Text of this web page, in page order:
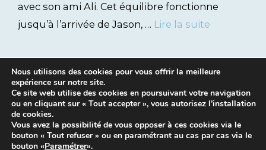
avec son ami Ali. Cet équilibre fonctionne
jusqu’à l’arrivée de Jason, … Lire la suite
Mentions légales
Nous utilisons des cookies pour vous offrir la meilleure
expérience sur notre site.
Ce site web utilise des cookies en poursuivant votre navigation
ou en cliquant sur « Tout accepter », vous autorisez l’installation
de cookies.
Vous avez la possibilité de vous opposer à ces cookies via le
bouton « Tout refuser » ou en paramétrant au cas par cas via le
bouton «Paramétrer».